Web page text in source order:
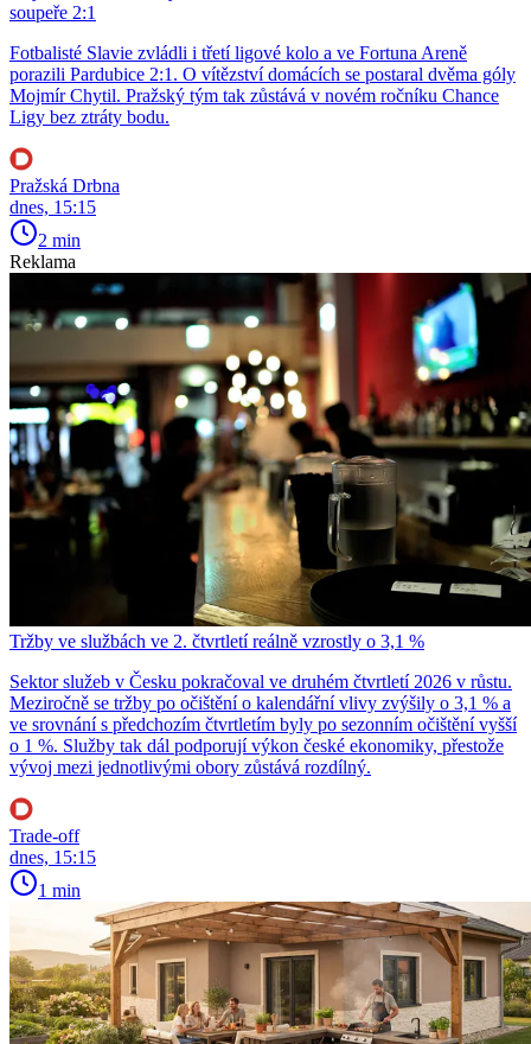
soupeře 2:1
Fotbalisté Slavie zvládli i třetí ligové kolo a ve Fortuna Areně
porazili Pardubice 2:1. O vítězství domácích se postaral dvěma góly
Mojmír Chytil. Pražský tým tak zůstává v novém ročníku Chance
Ligy bez ztráty bodu.
Pražská Drbna
dnes, 15:15
2 min
Reklama
Tržby ve službách ve 2. čtvrtletí reálně vzrostly o 3,1 %
Sektor služeb v Česku pokračoval ve druhém čtvrtletí 2026 v růstu.
Meziročně se tržby po očištění o kalendářní vlivy zvýšily o 3,1 % a
ve srovnání s předchozím čtvrtletím byly po sezonním očištění vyšší
o 1 %. Služby tak dál podporují výkon české ekonomiky, přestože
vývoj mezi jednotlivými obory zůstává rozdílný.
Trade-off
dnes, 15:15
1 min